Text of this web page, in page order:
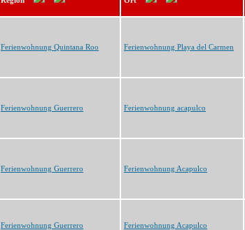
Ferienwohnung Quintana Roo Ferienwohnung Playa del Carmen
Ferienwohnung Guerrero Ferienwohnung acapulco
Ferienwohnung Guerrero Ferienwohnung Acapulco
Ferienwohnung Guerrero Ferienwohnung Acapulco